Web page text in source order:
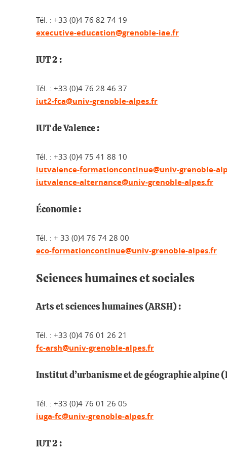
Tél. : +33 (0)4 76 82 74 19
executive-education@grenoble-iae.fr
IUT 2 :
Tél. : +33 (0)4 76 28 46 37
iut2-fca@univ-grenoble-alpes.fr
IUT de Valence :
Tél. : +33 (0)4 75 41 88 10
iutvalence-formationcontinue@univ-grenoble-
iutvalence-alternance@univ-grenoble-alpes.fr
Économie :
Tél. : + 33 (0)4 76 74 28 00
eco-formationcontinue@univ-grenoble-alpes.fr
Sciences humaines et sociales
Arts et sciences humaines (ARSH) :
Tél. : +33 (0)4 76 01 26 21
fc-arsh@univ-grenoble-alpes.fr
Institut d’urbanisme et de géographie alpine
Tél. : +33 (0)4 76 01 26 05
iuga-fc@univ-grenoble-alpes.fr
IUT 2 :